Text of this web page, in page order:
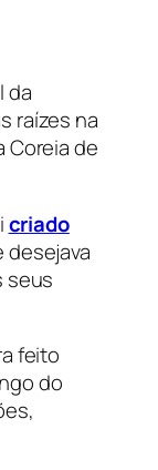
da
raízes na
Coreia de
criado
desejava
seus
feito
do